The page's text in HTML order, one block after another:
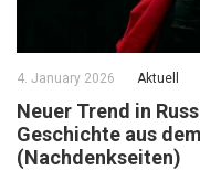
4. January 2026 Aktuell
Neuer Trend in
Geschichte aus
(Nachdenkseiten)